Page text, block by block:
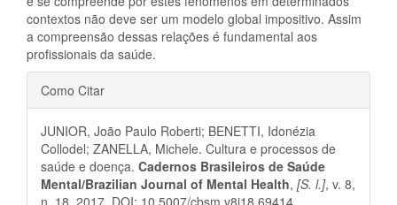
contextos não deve ser um modelo global impositivo. Assim
a compreensão dessas relações é fundamental aos
profissionais da saúde.
Detalhes
do
artigo
Como Citar
JUNIOR, João Paulo Roberti; BENETTI, Idonézia
Collodel; ZANELLA, Michele. Cultura e processos de
saúde e doença. Cadernos Brasileiros de Saúde
Mental/Brazilian Journal of Mental Health, [S. l.], v. 8,
n. 18, 2017. DOI: 10.5007/cbsm.v8i18.69414.